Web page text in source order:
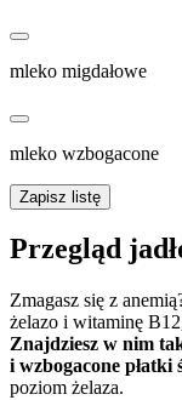
mleko migdałowe
mleko wzbogacone
Zapisz listę
Przegląd
Zmagasz się z
żelazo i witaminę
Znajdziesz w nim
i wzbogacone płatki
poziom żelaza.